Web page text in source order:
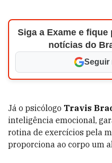
Siga a Exame e
notícias do
Seguir
Já o psicólogo Travis
inteligência emocional,
rotina de exercícios pela
proporciona ao corpo um